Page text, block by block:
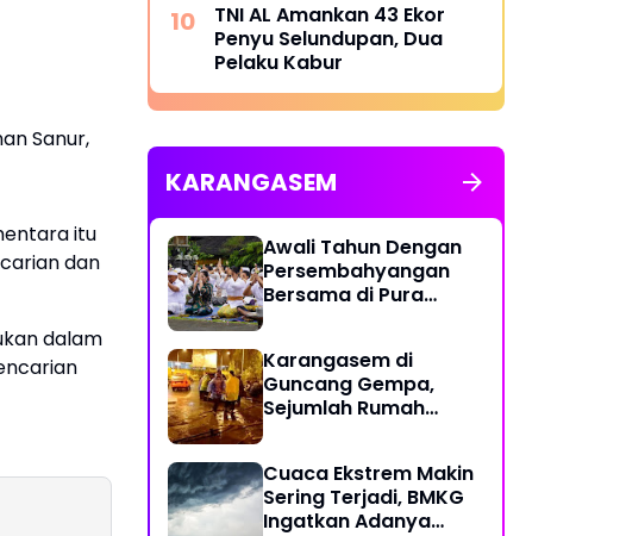
Sanur,
itu
dan
dalam
TNI AL Amankan 43 Ekor
Penyu Selundupan, Dua
Pelaku Kabur
KARANGASEM
Awali Tahun Dengan
Persembahyangan
Bersama di Pura
Karangasem di
Guncang Gempa,
Sejumlah Rumah
Cuaca Ekstrem Makin
Sering Terjadi, BMKG
Ingatkan Adanya